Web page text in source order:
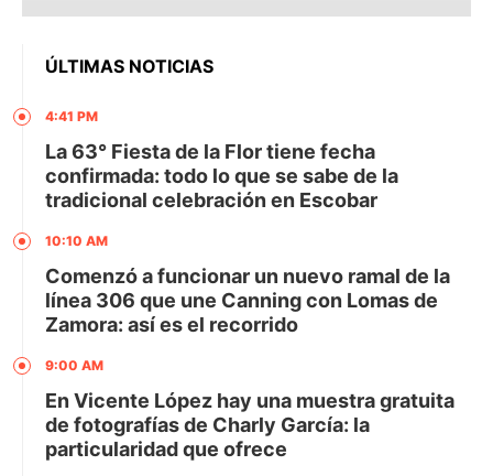
ÚLTIMAS NOTICIAS
4:41 PM
La 63° Fiesta de la Flor tiene fecha
confirmada: todo lo que se sabe de la
tradicional celebración en Escobar
10:10 AM
Comenzó a funcionar un nuevo ramal de la
línea 306 que une Canning con Lomas de
Zamora: así es el recorrido
9:00 AM
En Vicente López hay una muestra gratuita
de fotografías de Charly García: la
particularidad que ofrece